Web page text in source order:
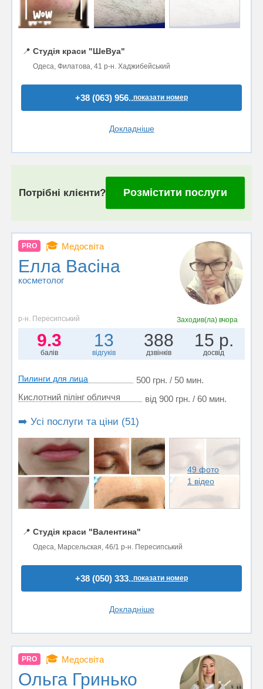
📍 Студія краси "ШеВуа"
Одеса, Филатова, 41 р-н. Хаджибейський
+38 (063) 956..показати номер
Докладніше
Потрібні клієнти? Розмістити послуги
PRO 🎓 Медосвіта
Елла Васiна
косметолог
р-н. Пересипський Заходив(ла) вчора
9.3
балів
13
відгуків
388
дзвінків
15 р.
досвід
Пилинги для лица
500 грн. / 50 мин.
Кислотний пілінг обличчя
від 900 грн. / 60 мин.
➡️ Усі послуги та ціни (51)
49 фото
1 відео
📍 Студія краси "Валентина"
Одеса, Марсельская, 46/1 р-н. Пересипський
+38 (050) 333..показати номер
Докладніше
PRO 🎓 Медосвіта
Ольга Гринько